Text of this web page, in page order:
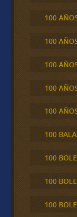
100
100
100
100
100
100
100
100
100